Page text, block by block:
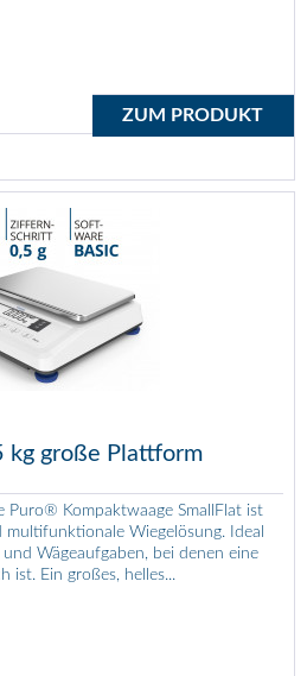
ZUM PRODUKT
kg große Plattform
Puro® Kompaktwaage SmallFlat ist
Wiegelösung. Ideal
Wägeaufgaben, bei denen eine
ist. Ein großes, helles...